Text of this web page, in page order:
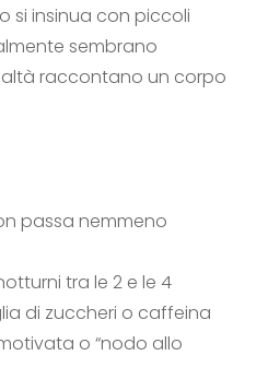
si insinua con piccoli
sembrano
raccontano un corpo
passa nemmeno
tra le 2 e le 4
di zuccheri o caffeina
o “nodo allo